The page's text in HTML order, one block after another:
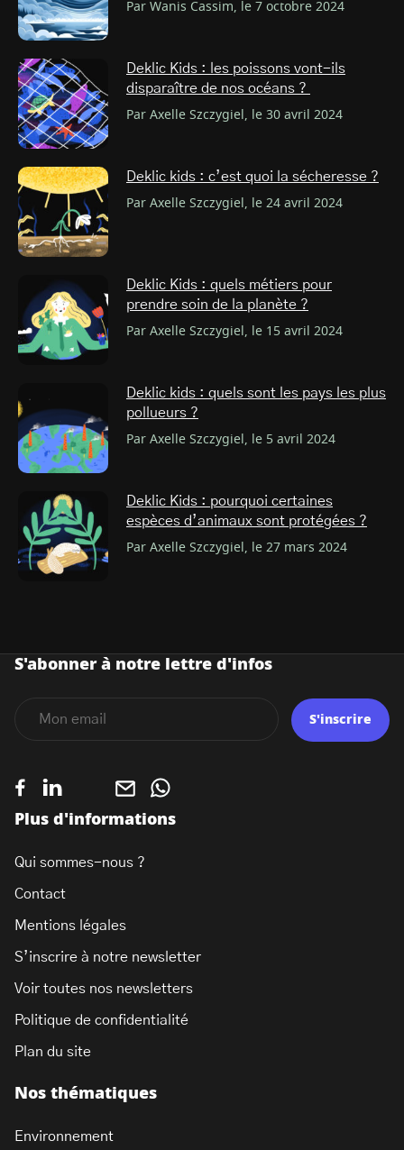
Par Wanis Cassim, le 7 octobre 2024
Deklic Kids : les poissons vont-ils
disparaître de nos océans ?
Par Axelle Szczygiel, le 30 avril 2024
Deklic kids : c’est quoi la sécheresse ?
Par Axelle Szczygiel, le 24 avril 2024
Deklic Kids : quels métiers pour
prendre soin de la planète ?
Par Axelle Szczygiel, le 15 avril 2024
Deklic kids : quels sont les pays les plus
pollueurs ?
Par Axelle Szczygiel, le 5 avril 2024
Deklic Kids : pourquoi certaines
espèces d’animaux sont protégées ?
Par Axelle Szczygiel, le 27 mars 2024
Nos thématiques
Environnement
Plus d'informations
Qui sommes-nous ?
Contact
Mentions légales
S’inscrire à notre newsletter
Voir toutes nos newsletters
Politique de confidentialité
Plan du site
S'abonner à notre lettre d'infos
S'inscrire